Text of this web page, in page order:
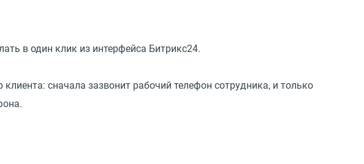
в один клик из интерфейса Битрикс24.
сначала зазвонит рабочий телефон сотрудника, и только